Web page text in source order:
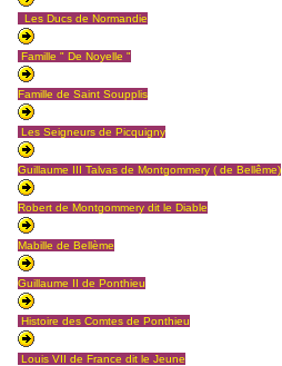
Les Ducs de Normandie
Famille " De Noyelle "
Famille de Saint Soupplis
Les Seigneurs de Picquigny
Guillaume III Talvas de Montgommery ( de Bellême)
Robert de Montgommery dit le Diable
Mabille de Bellème
Guillaume II de Ponthieu
Histoire des Comtes de Ponthieu
Louis VII de France dit le Jeune